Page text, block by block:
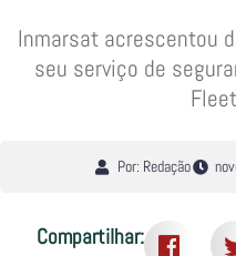
Inmarsat acrescentou
seu serviço de
Por: Redação
Compartilhar: